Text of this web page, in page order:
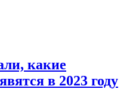
какие
в 2023 году